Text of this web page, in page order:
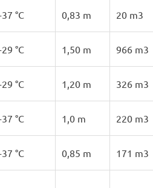
°C 0,83 m 20 m3
°C 1,50 m 966 m3
°C 1,20 m 326 m3
°C 1,0 m 220 m3
°C 0,85 m 171 m3